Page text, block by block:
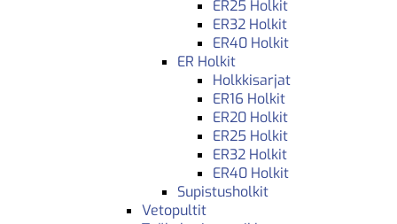
ER25 Holkit
ER32 Holkit
ER40 Holkit
ER Holkit
Holkkisarjat
ER16 Holkit
ER20 Holkit
ER25 Holkit
ER32 Holkit
ER40 Holkit
Supistusholkit
Vetopultit